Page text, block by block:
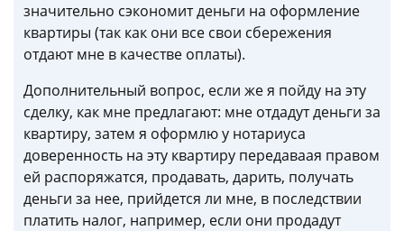
значительно сэкономит деньги на оформление
квартиры (так как они все свои сбережения
отдают мне в качестве оплаты).
Дополнительный вопрос, если же я пойду на эту
сделку, как мне предлагают: мне отдадут деньги за
квартиру, затем я оформлю у нотариуса
доверенность на эту квартиру передаваая правом
ей распоряжатся, продавать, дарить, получать
деньги за нее, прийдется ли мне, в последствии
платить налог, например, если они продадут